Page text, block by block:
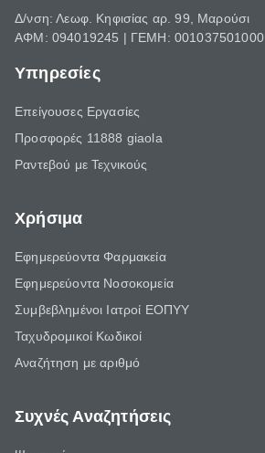
Δ/νση: Λεωφ. Κηφισίας αρ. 99, Μαρούσι
ΑΦΜ: 094019245 | ΓΕΜΗ: 001037501000
Υπηρεσίες
Επείγουσες Εργασίες
Προσφορές 11888 giaola
Ραντεβού με Τεχνικούς
Χρήσιμα
Εφημερεύοντα Φαρμακεία
Εφημερεύοντα Νοσοκομεία
Συμβεβλημένοι Ιατροί ΕΟΠΥΥ
Ταχυδρομικοί Κωδικοί
Αναζήτηση με αριθμό
Συχνές Αναζητήσεις